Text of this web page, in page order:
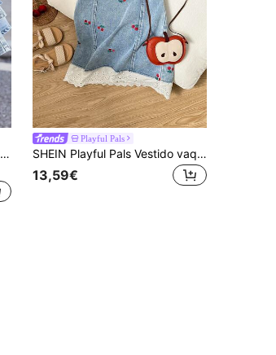
SHEIN Falda acampanada con volantes de mezclilla para niña, ropa casual de primavera y verano para niñas, estilo boho campestre, para playa
Playful Pals
SHEIN Playful Pals Vestido vaquero con estampado de cerezas para niñas jóvenes, ligero para primavera/verano, azul denim lavado medio, diseño de moda casual de estilo pastoril dulce y lindo. Estampado de cerezas lindo y dulce, mangas abullonadas con puños elásticos, cuello con volantes, decoración de lazo en el bajo, ribete de encaje blanco, silueta holgada de línea A, tela de denim de algodón suave y cómoda, para uso diario, fiesta, escuela, viajes, nueva llegada de primavera/otoño 2025
13,59€